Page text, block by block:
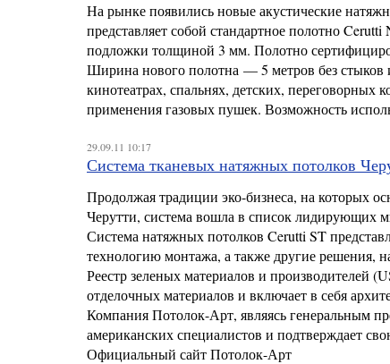
На рынке появились новые акустические
представляет собой стандартное полотно
подложки толщиной 3 мм. Полотно
Ширина нового полотна — 5 метров без
кинотеатрах, спальнях, детских, переговорных
применения газовых пушек. Возможность
29.09.11 10:17
Система тканевых натяжных потолков
Продолжая традиции эко-бизнеса, на которых
Черутти, система вошла в список лидирующих
Система натяжных потолков Cerutti ST
технологию монтажа, а также другие решения,
Реестр зеленых материалов и производителей
отделочных материалов и включает в себя
Компания Потолок-Арт, являясь генеральным
американских специалистов и подтверждает
Официальный сайт Потолок-Арт